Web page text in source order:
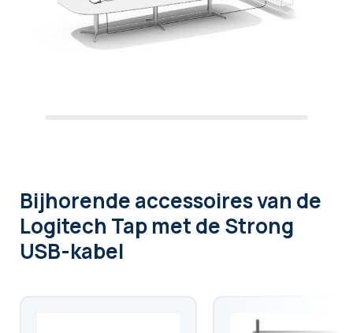
Bijhorende accessoiresvan de
Logitech Tap met de Strong
USB-kabel